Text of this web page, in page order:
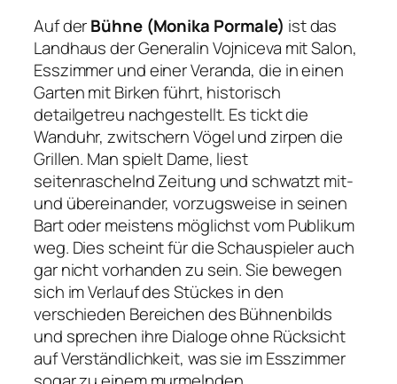
Auf derBühne (Monika Pormale) ist das
Landhaus der Generalin Vojniceva mit Salon,
Esszimmer und einer Veranda, die in einen
Garten mit Birken führt, historisch
detailgetreu nachgestellt. Es tickt die
Wanduhr, zwitschern Vögel und zirpen die
Grillen. Man spielt Dame, liest
seitenraschelnd Zeitung und schwatzt mit-
und übereinander, vorzugsweise in seinen
Bart oder meistens möglichst vom Publikum
weg. Dies scheint für die Schauspieler auch
gar nicht vorhanden zu sein. Sie bewegen
sich im Verlauf des Stückes in den
verschieden Bereichen des Bühnenbilds
und sprechen ihre Dialoge ohne Rücksicht
auf Verständlichkeit, was sie im Esszimmer